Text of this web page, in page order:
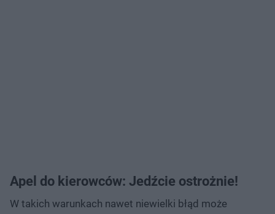
Apel do kierowców: Jedźcie ostrożnie!
W takich warunkach nawet niewielki błąd może